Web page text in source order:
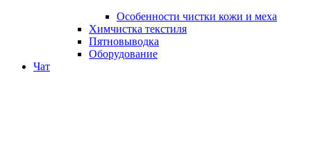
Особенности чистки кожи и меха
Химчистка текстиля
Пятновыводка
Оборудование
Чат